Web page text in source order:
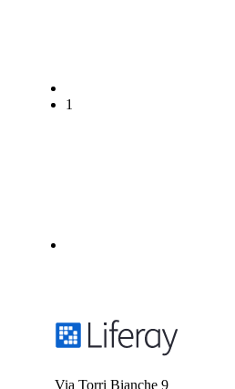
1
Via Torri Bianche 9